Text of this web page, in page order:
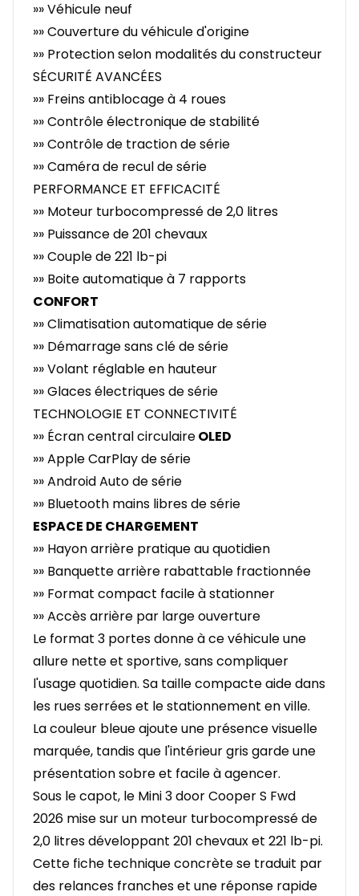
»» Véhicule neuf
»» Couverture du véhicule d'origine
»» Protection selon modalités du constructeur
SÉCURITÉ AVANCÉES
»» Freins antiblocage à 4 roues
»» Contrôle électronique de stabilité
»» Contrôle de traction de série
»» Caméra de recul de série
PERFORMANCE ET EFFICACITÉ
»» Moteur turbocompressé de 2,0 litres
»» Puissance de 201 chevaux
»» Couple de 221 lb-pi
»» Boite automatique à 7 rapports
CONFORT
»» Climatisation automatique de série
»» Démarrage sans clé de série
»» Volant réglable en hauteur
»» Glaces électriques de série
TECHNOLOGIE ET CONNECTIVITÉ
»» Écran central circulaireOLED
»» Apple CarPlay de série
»» Android Auto de série
»» Bluetooth mains libres de série
ESPACE DE CHARGEMENT
»» Hayon arrière pratique au quotidien
»» Banquette arrière rabattable fractionnée
»» Format compact facile à stationner
»» Accès arrière par large ouverture
Le format 3 portes donne à ce véhicule une
allure nette et sportive, sans compliquer
l'usage quotidien. Sa taille compacte aide dans
les rues serrées et le stationnement en ville.
La couleur bleue ajoute une présence visuelle
marquée, tandis que l'intérieur gris garde une
présentation sobre et facile à agencer.
Sous le capot, le Mini 3 door Cooper S Fwd
2026 mise sur un moteur turbocompressé de
2,0 litres développant 201 chevaux et 221 lb-pi.
Cette fiche technique concrète se traduit par
des relances franches et une réponse rapide